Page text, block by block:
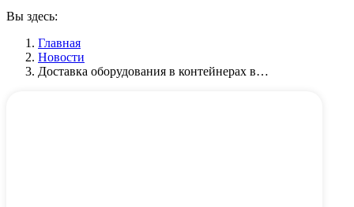
Вы здесь:
Главная
Новости
Доставка оборудования в контейнерах в…